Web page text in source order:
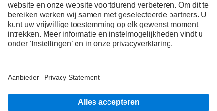
FOLLOW THE ROADSTARS.
Deel nu uw ervaringen met andere truckers.